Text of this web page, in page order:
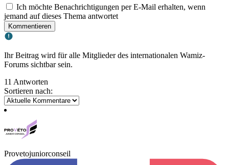
Ich möchte Benachrichtigungen per E-Mail erhalten, wenn
jemand auf dieses Thema antwortet
Kommentieren
Ihr Beitrag wird für alle Mitglieder des internationalen Wamiz-
Forums sichtbar sein.
11 Antworten
Sortieren nach:
Provetojuniorconseil